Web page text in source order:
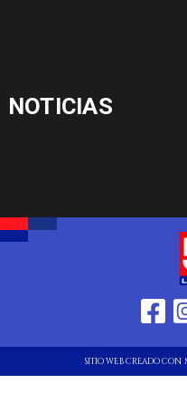
NOTICIAS
SITIO WEB CREADO CON